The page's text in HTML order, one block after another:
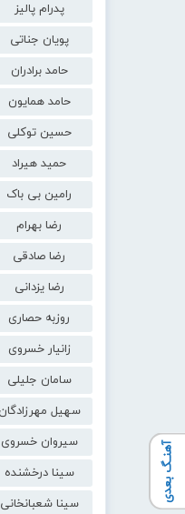
پدرام پالیز
پویان جناتی
حامد برادران
حامد همایون
حسین توکلی
حمید هیراد
رامین بی باک
رضا بهرام
رضا صادقی
رضا یزدانی
روزبه حصاری
زانیار خسروی
سامان جلیلی
سهیل مهرزادگان
سیروان خسروی
سینا درخشنده
سینا شعبانخانی
آهنـگ بعدی